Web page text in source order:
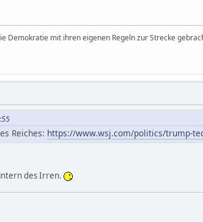
Demokratie mit ihren eigenen Regeln zur Strecke
Reiches: https://www.wsj.com/politics/trump-
des Irren.